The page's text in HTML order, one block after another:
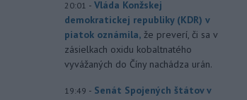
20:01 - Vláda Konžskej
demokratickej republiky (KDR) v
piatok oznámila, že preverí, či sa v
zásielkach oxidu kobaltnatého
vyvážaných do Číny nachádza urán.
19:49 - Senát Spojených štátov v